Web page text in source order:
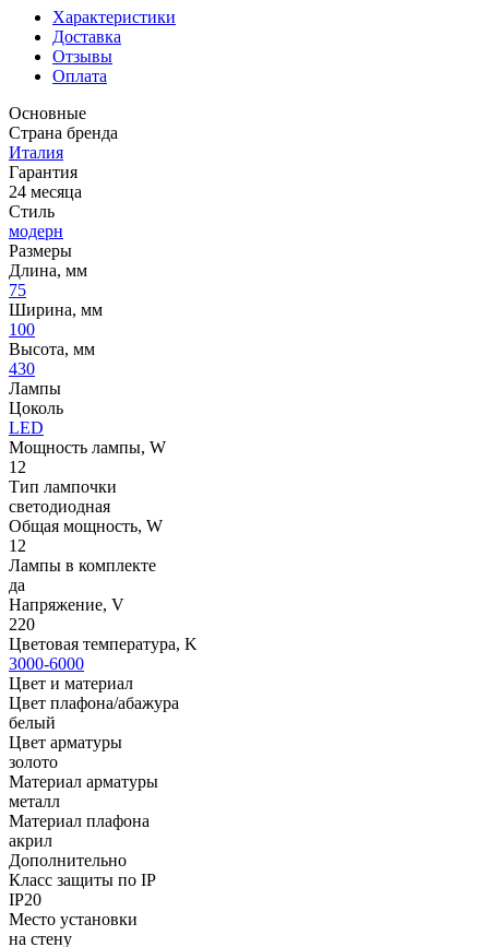
Характеристики
Доставка
Отзывы
Оплата
Основные
Страна бренда
Италия
Гарантия
24 месяца
Стиль
модерн
Размеры
Длина, мм
75
Ширина, мм
100
Высота, мм
430
Лампы
Цоколь
LED
Мощность лампы, W
12
Тип лампочки
светодиодная
Общая мощность, W
12
Лампы в комплекте
да
Напряжение, V
220
Цветовая температура, K
3000-6000
Цвет и материал
Цвет плафона/абажура
белый
Цвет арматуры
золото
Материал арматуры
металл
Материал плафона
акрил
Дополнительно
Класс защиты по IP
IP20
Место установки
на стену